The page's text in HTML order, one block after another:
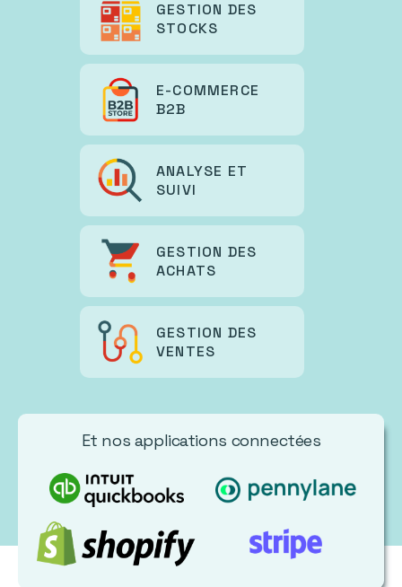
GESTION DES
STOCKS
E-COMMERCE
B2B
ANALYSE ET
SUIVI
GESTION DES
ACHATS
GESTION DES
VENTES
Et nos applications connectées